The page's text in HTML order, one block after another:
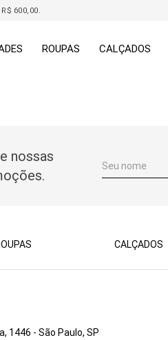
600,00.
ROUPAS CALÇADOS
nossas
CALÇADOS
1446 - São Paulo, SP